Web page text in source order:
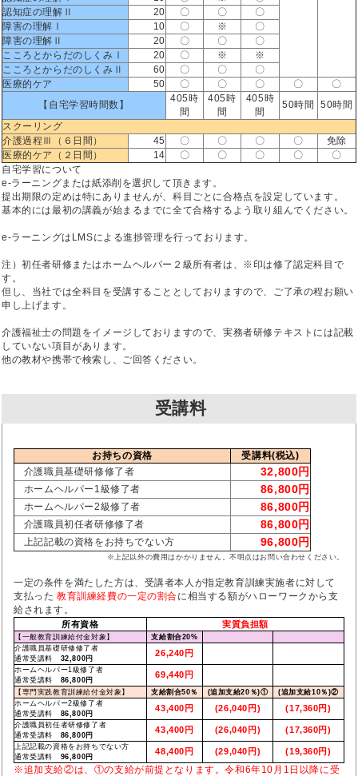
認知症の理解Ⅱ
20 〇 〇
〇
障害の理解Ⅰ
10 〇 ※
〇
障害の理解Ⅱ
20 〇 〇
〇
こころとからだのしくみⅠ
20 〇 ※
※
こころとからだのしくみⅡ
60 〇 〇
〇
医療的ケア
50 〇 〇 〇 〇
〇
【自宅学習時間数】
405時
間
405時
間
405時
間
50時間
50時間
スクーリング
介護過程Ⅲ（６日間）
45 〇 〇 〇 〇
免除
医療的ケア（２日間）
14 〇 〇 〇 〇
〇
自宅学習について
e-ラーニングまたは紙添削を選択して頂きます。
提出期限の定めは特にありませんが、科目ごとに合格点を設定しています。
基本的には最初の講義が始まるまでに全て合格するよう取り組んでください。
e-ラーニングはLMSによる進捗管理を行っております。
注）初任者研修またはホームヘルパー２級所有者は、※印は修了認定科目で
す。
但し、当社では全科目を受講することとしておりますので、ご了承の程お願い
申し上げます。
介護福祉士の問題をイメージしておりますので、実務者研修テキストには記載
していない項目があります。
他の教材や携帯で検索し、ご回答ください。
受講料
お持ちの資格
受講料(税込)
介護職員基礎研修修了者
32,800円
ホームヘルパー1級修了者 86,800円
ホームヘルパー2級修了者 86,800円
介護職員初任者研修修了者 86,800円
上記記載の資格をお持ちでない方 96,800円
※上記以外の費用はかかりません。不明点はお問い合わせください。
一定の条件を満たした方は、受講者本人が指定教育訓練実施者に対して
支払った 教育訓練経費の一定の割合に相当する額がハローワークから支
給されます。
所有資格 実質負担額
【一般教育訓練給付金対象】 支給割合20%
介護職員基礎研修修了者
通常受講料 32,800円
26,240円
ホームヘルパー1級修了者
通常受講料 86,800円
69,440円
【専門実践教育訓練給付金対象】 支給割合50％ (追加支給20％)① (追加支給10％)②
ホームヘルパー2級修了者
通常受講料 86,800円
43,400円 (26,040円) (17,360円)
介護職員初任者研修修了者
通常受講料 86,800円
43,400円 (26,040円) (17,360円)
上記記載の資格をお持ちでない方
通常受講料 96,800円
48,400円 (29,040円) (19,360円)
※追加支給②は、①の支給が前提となります。令和6年10月1日以降に受